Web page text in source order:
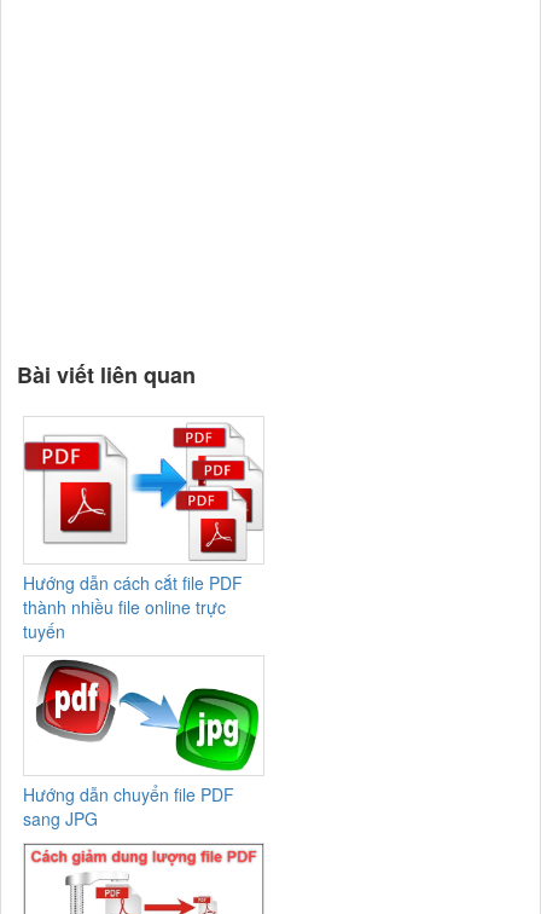
Bài viết liên quan
Hướng dẫn cách cắt file PDF
thành nhiều file online trực
tuyến
Hướng dẫn chuyển file PDF
sang JPG